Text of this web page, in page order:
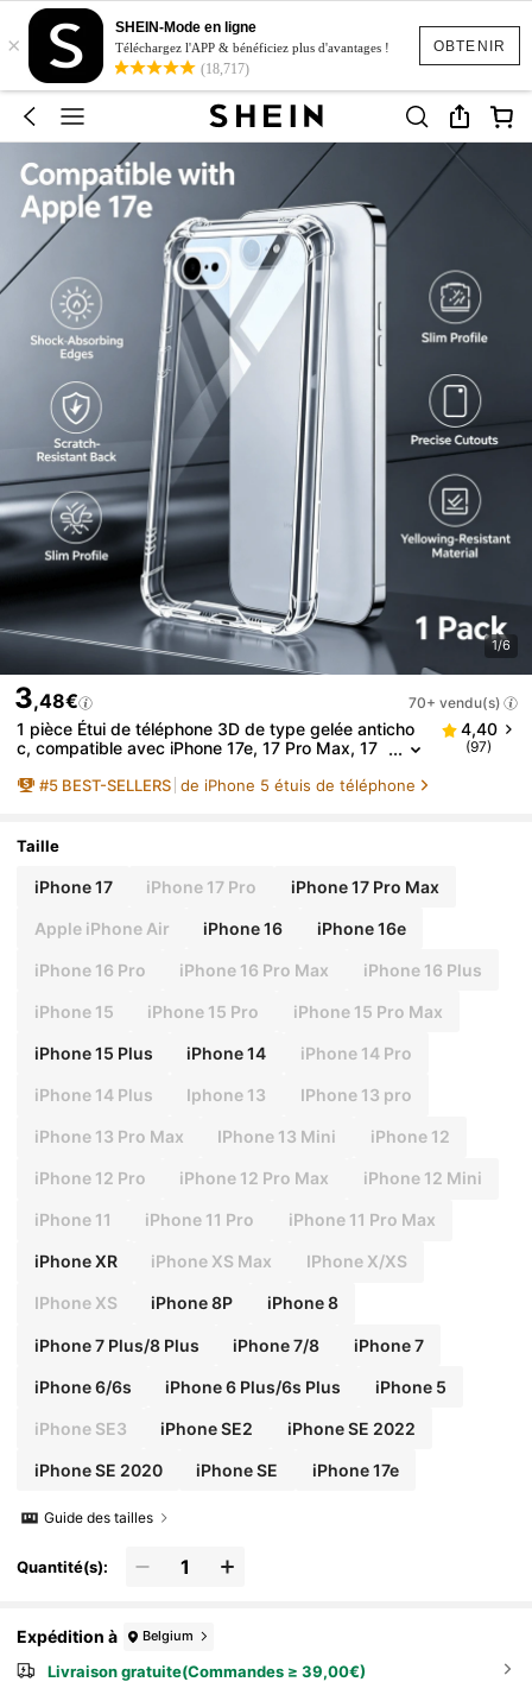
OBTENIR
×
SHEIN-Mode en ligne
Téléchargez l'APP & bénéficiez plus d'avantages !
(18,717)
1/6
3,48€ 70+ vendu(s)
1 pièce Étui de téléphone 3D de type gelée anticho
c, compatible avec iPhone 17e, 17 Pro Max, 17
15, 16. Étui de téléphone de couleur unie, étui de tél
phone transparent, sain et sans formaldéhyde, ami
4,40
(97)
#5 BEST-SELLERS de iPhone 5 étuis de téléphone
Taille
iPhone 17 iPhone 17 Pro iPhone 17 Pro Max
Apple iPhone Air iPhone 16 iPhone 16e
iPhone 16 Pro iPhone 16 Pro Max iPhone 16 Plus
iPhone 15 iPhone 15 Pro iPhone 15 Pro Max
iPhone 15 Plus iPhone 14 iPhone 14 Pro
iPhone 14 Plus Iphone 13 IPhone 13 pro
iPhone 13 Pro Max IPhone 13 Mini iPhone 12
iPhone 12 Pro iPhone 12 Pro Max iPhone 12 Mini
iPhone 11 iPhone 11 Pro iPhone 11 Pro Max
iPhone XR iPhone XS Max IPhone X/XS
IPhone XS iPhone 8P iPhone 8
iPhone 7 Plus/8 Plus iPhone 7/8 iPhone 7
iPhone 6/6s iPhone 6 Plus/6s Plus iPhone 5
iPhone SE3 iPhone SE2 iPhone SE 2022
iPhone SE 2020 iPhone SE iPhone 17e
Guide des tailles
Quantité(s):
Expédition à Belgium
Livraison gratuite(Commandes ≥ 39,00€)